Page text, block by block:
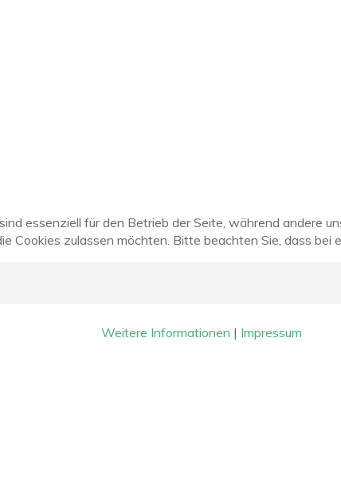
essenziell für den Betrieb der Seite, während andere
Cookies zulassen möchten. Bitte beachten Sie, dass
Weitere Informationen | Impressum